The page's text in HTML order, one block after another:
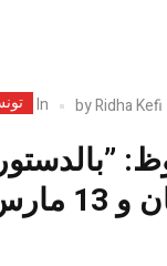
byRidha Kefi
In
حل